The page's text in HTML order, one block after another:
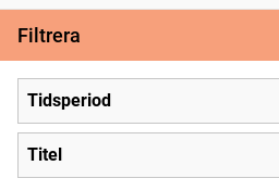
Filtrera
Tidsperiod
Titel